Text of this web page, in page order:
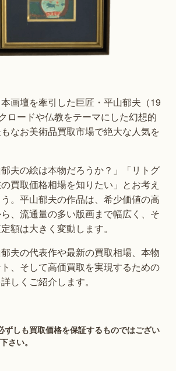
画壇を牽引した巨匠・平山郁夫（19
ロードや仏教をテーマにした幻想的
なお美術品買取市場で絶大な人気を
郁夫の絵は本物だろうか？」「リトグ
買取価格相場を知りたい」とお考え
。平山郁夫の作品は、希少価値の高
、流通量の多い版画まで幅広く、そ
額は大きく変動します。
夫の代表作や最新の買取相場、本物
、そして高価買取を実現するための
しくご紹介します。
ずしも買取価格を保証するものではござい
さい。